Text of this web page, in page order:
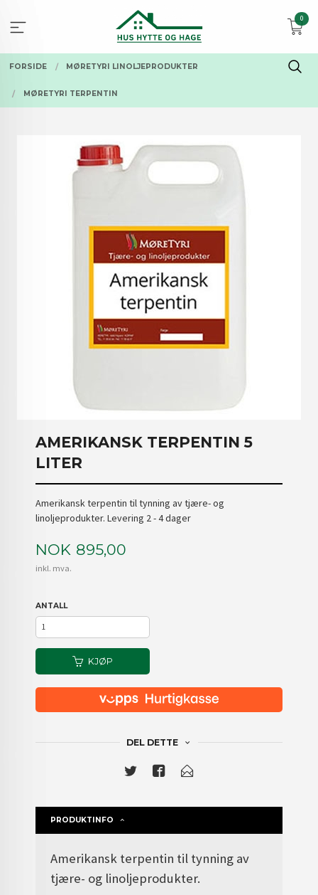
innholdet
0
FORSIDE MØRETYRI LINOLJEPRODUKTER
MØRETYRI TERPENTIN
AMERIKANSK TERPENTIN 5
LITER
Amerikansk terpentin til tynning av tjære- og
linoljeprodukter. Levering 2 - 4 dager
Pris
NOK 895,00
inkl. mva.
ANTALL
KJØP
DEL DETTE
PRODUKTINFO
Amerikansk terpentin til tynning av
tjære- og linoljeprodukter.